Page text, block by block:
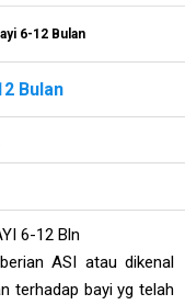
6-12 Bulan
Bulan
6-12 Bln
ASI atau dikenal
terhadap bayi yg telah